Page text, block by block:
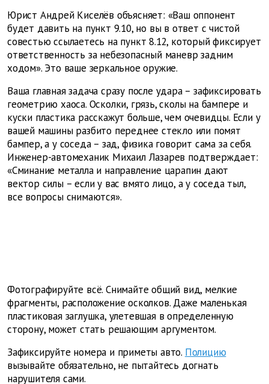
Юрист Андрей Киселёв объясняет: «Ваш оппонент
будет давить на пункт 9.10, но вы в ответ с чистой
совестью ссылаетесь на пункт 8.12, который фиксирует
ответственность за небезопасный маневр задним
ходом». Это ваше зеркальное оружие.
Ваша главная задача сразу после удара – зафиксировать
геометрию хаоса. Осколки, грязь, сколы на бампере и
куски пластика расскажут больше, чем очевидцы. Если у
вашей машины разбито переднее стекло или помят
бампер, а у соседа – зад, физика говорит сама за себя.
Инженер-автомеханик Михаил Лазарев подтверждает:
«Сминание металла и направление царапин дают
вектор силы – если у вас вмято лицо, а у соседа тыл,
все вопросы снимаются».
Фотографируйте всё. Снимайте общий вид, мелкие
фрагменты, расположение осколков. Даже маленькая
пластиковая заглушка, улетевшая в определенную
сторону, может стать решающим аргументом.
Зафиксируйте номера и приметы авто. Полицию
вызывайте обязательно, не пытайтесь догнать
нарушителя сами.